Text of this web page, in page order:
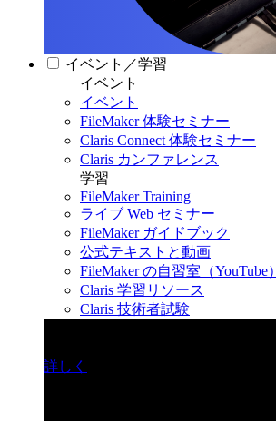
イベント／学習
イベント
イベント
FileMaker 体験セミナー
Claris Connect 体験セミナー
Claris カンファレンス
学習
FileMaker Training
ライブ Web セミナー
FileMaker ガイドブック
公式テキストと動画
FileMaker の自習室（YouTube）
Claris 学習リソース
Claris 技術者試験
詳しく